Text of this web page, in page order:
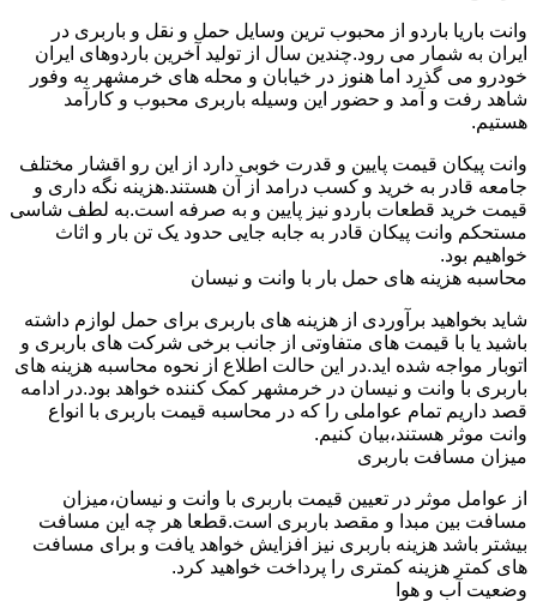
وانت باریا باردو از محبوب ترین وسایل حمل و نقل و باربری در
ایران به شمار می رود.چندین سال از تولید آخرین باردوهای ایران
خودرو می گذرد اما هنوز در خیابان و محله های خرمشهر به وفور
شاهد رفت و آمد و حضور این وسیله باربری محبوب و کارآمد
هستیم.
وانت پیکان قیمت پایین و قدرت خوبی دارد از این رو اقشار مختلف
جامعه قادر به خرید و کسب درامد از آن هستند.هزینه نگه داری و
قیمت خرید قطعات باردو نیز پایین و به صرفه است.به لطف شاسی
مستحکم وانت پیکان قادر به جابه جایی حدود یک تن بار و اثاث
خواهیم بود.
محاسبه هزینه های حمل بار با وانت و نیسان
شاید بخواهید برآوردی از هزینه های باربری برای حمل لوازم داشته
باشید یا با قیمت های متفاوتی از جانب برخی شرکت های باربری و
اتوبار مواجه شده اید.در این حالت اطلاع از نحوه محاسبه هزینه های
باربری با وانت و نیسان در خرمشهر کمک کننده خواهد بود.در ادامه
قصد داریم تمام عواملی را که در محاسبه قیمت باربری با انواع
وانت موثر هستند،بیان کنیم.
میزان مسافت باربری
از عوامل موثر در تعیین قیمت باربری با وانت و نیسان،میزان
مسافت بین مبدا و مقصد باربری است.قطعا هر چه این مسافت
بیشتر باشد هزینه باربری نیز افزایش خواهد یافت و برای مسافت
های کمتر هزینه کمتری را پرداخت خواهید کرد.
وضعیت آب و هوا